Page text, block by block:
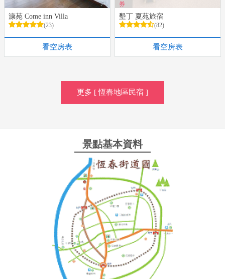
漮苑 Come inn Villa
(23)
看空房表
券
墾丁 夏苑旅宿
(82)
看空房表
更多 [ 恆春地區民宿 ]
景點基本資料